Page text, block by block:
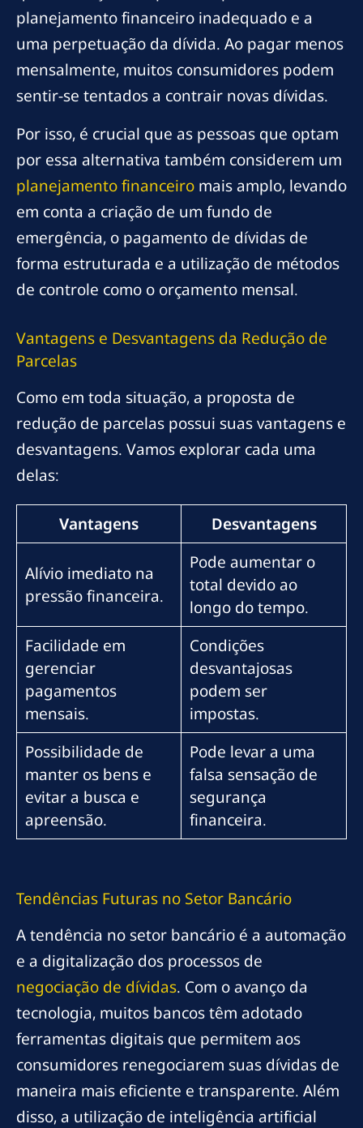
planejamento financeiro inadequado e a
uma perpetuação da dívida. Ao pagar menos
mensalmente, muitos consumidores podem
sentir-se tentados a contrair novas dívidas.
Por isso, é crucial que as pessoas que optam
por essa alternativa também considerem um
planejamento financeiro mais amplo, levando
em conta a criação de um fundo de
emergência, o pagamento de dívidas de
forma estruturada e a utilização de métodos
de controle como o orçamento mensal.
Vantagens e Desvantagens da Redução de
Parcelas
Como em toda situação, a proposta de
redução de parcelas possui suas vantagens e
desvantagens. Vamos explorar cada uma
delas:
Vantagens Desvantagens
Alívio imediato na
pressão financeira.
Pode aumentar o
total devido ao
longo do tempo.
Facilidade em
gerenciar
pagamentos
mensais.
Condições
desvantajosas
podem ser
impostas.
Possibilidade de
manter os bens e
evitar a busca e
apreensão.
Pode levar a uma
falsa sensação de
segurança
financeira.
Tendências Futuras no Setor Bancário
A tendência no setor bancário é a automação
e a digitalização dos processos de
negociação de dívidas. Com o avanço da
tecnologia, muitos bancos têm adotado
ferramentas digitais que permitem aos
consumidores renegociarem suas dívidas de
maneira mais eficiente e transparente. Além
disso, a utilização de inteligência artificial